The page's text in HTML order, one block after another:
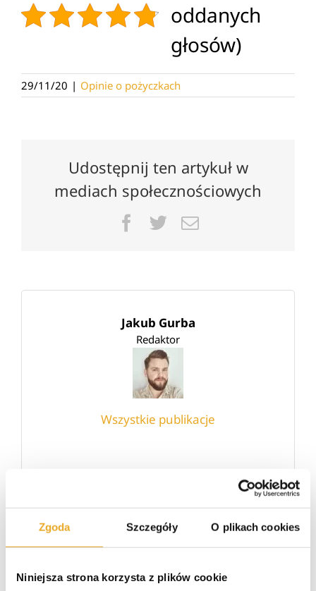
Zgoda Szczegóły O plikach cookies
Niniejsza strona korzysta z plików cookie
oddanych
głosów)
29/11/20 | Opinie o pożyczkach
Udostępnij ten artykuł w
mediach społecznościowych
Facebook
TwitterEmail
Jakub Gurba
Redaktor
Wszystkie publikacje
informatyczne. Początkowo pracowałem jako
grafik komputerowy, a od kilku lat
copywriter ze specjalizacją w finansach oraz
IT. Po godzinach motocyklista i miłośnik